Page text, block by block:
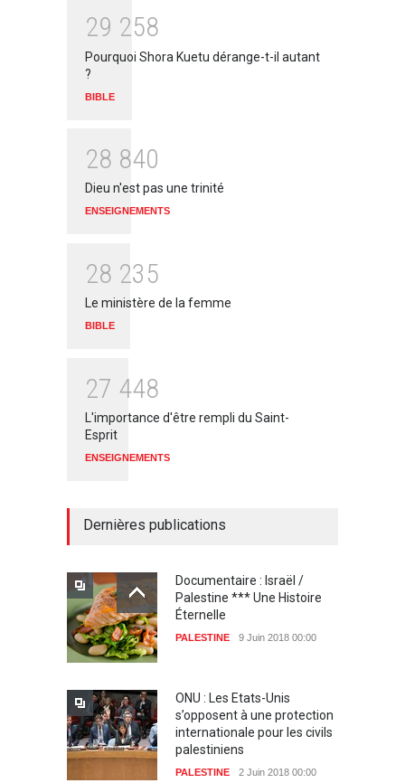
29 258
Pourquoi Shora Kuetu dérange-t-il autant
?
BIBLE
28 840
Dieu n'est pas une trinité
ENSEIGNEMENTS
28 235
Le ministère de la femme
BIBLE
27 448
L'importance d'être rempli du Saint-
Esprit
ENSEIGNEMENTS
Dernières publications
Documentaire : Israël /
Palestine *** Une Histoire
Éternelle
PALESTINE 9 Juin 2018 00:00
ONU : Les Etats-Unis
s’opposent à une protection
internationale pour les civils
palestiniens
PALESTINE 2 Juin 2018 00:00